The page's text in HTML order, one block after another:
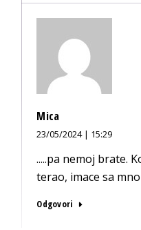
Mica
23/05/2024 | 15:29
.....pa nemoj brate.
terao, imace sa
Odgovori